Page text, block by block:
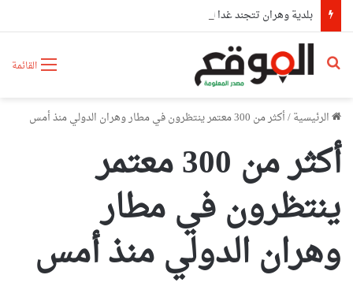
القائمة بحث عن
الرئيسية/أكثر من 300 معتمر ينتظرون في مطار وهران الدولي منذ أمس
أكثر من 300 معتمر
ينتظرون في مطار
وهران الدولي منذ أمس